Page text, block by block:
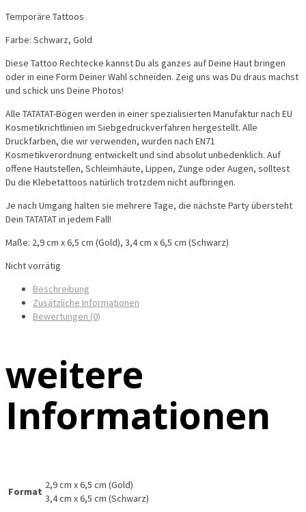
Temporäre Tattoos
Farbe: Schwarz, Gold
Diese Tattoo Rechtecke kannst Du als ganzes auf Deine Haut bringen
oder in eine Form Deiner Wahl schneiden. Zeig uns was Du draus machst
und schick uns Deine Photos!
Alle TATATAT-Bögen werden in einer spezialisierten Manufaktur nach EU
Kosmetikrichtlinien im Siebgedruckverfahren hergestellt. Alle
Druckfarben, die wir verwenden, wurden nach EN71
Kosmetikverordnung entwickelt und sind absolut unbedenklich. Auf
offene Hautstellen, Schleimhäute, Lippen, Zunge oder Augen, solltest
Du die Klebetattoos natürlich trotzdem nicht aufbringen.
Je nach Umgang halten sie mehrere Tage, die nächste Party übersteht
Dein TATATAT in jedem Fall!
Maße: 2,9 cm x 6,5 cm (Gold), 3,4 cm x 6,5 cm (Schwarz)
Nicht vorrätig
Beschreibung
Zusätzliche Informationen
Bewertungen (0)
weitere
Informationen
Format
2,9 cm x 6,5 cm (Gold)
3,4 cm x 6,5 cm (Schwarz)